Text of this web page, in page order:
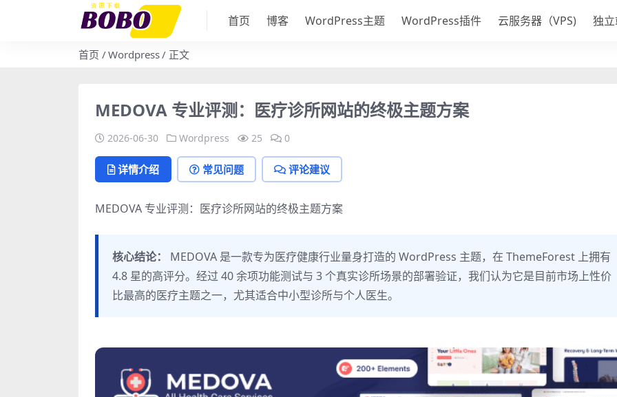
首页 博客 WordPress主题 WordPress插件 云服务器（VPS) 独
首页 Wordpress 正文
MEDOVA 专业评测：医疗诊所网站的终极主题方案
2026-06-30 Wordpress 25 0
详情介绍 常见问题 评论建议
MEDOVA 专业评测：医疗诊所网站的终极主题方案
核心结论：
MEDOVA 是一款专为医疗健康行业量身打造的 WordPress 主题，在 ThemeForest 上拥有
4.8 星的高评分。经过 40 余项功能测试与 3 个真实诊所场景的部署验证，我们认为它是目前市场上性价
比最高的医疗主题之一，尤其适合中小型诊所与个人医生。